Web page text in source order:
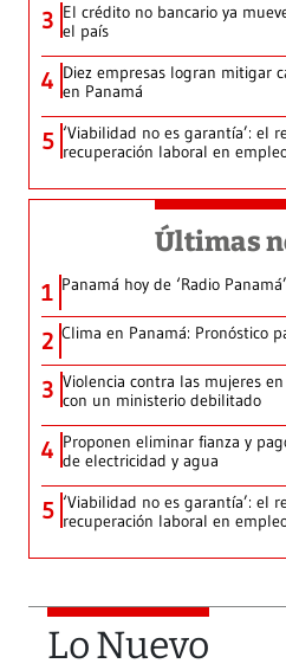
3 El crédito no bancario ya
el país
4 Diez empresas logran mitigar
en Panamá
5 ‘Viabilidad no es garantía’: el
recuperación laboral en
Últimas
1 Panamá hoy de ‘Radio
2 Clima en Panamá: Pronóstico
3 Violencia contra las mujeres
con un ministerio debilitado
4 Proponen eliminar fianza y
de electricidad y agua
5 ‘Viabilidad no es garantía’: el
recuperación laboral en
Lo Nuevo